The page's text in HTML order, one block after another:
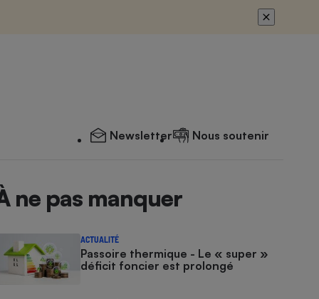
Newsletter Nous soutenir
ne pas manquer
ACTUALITÉ
Passoire thermique - Le « super »
déficit foncier est prolongé